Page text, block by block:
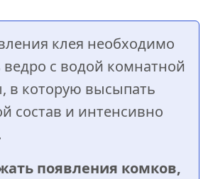
клея необходимо
ведро с водой комнатной
в которую высыпать
состав и интенсивно
появления комков,